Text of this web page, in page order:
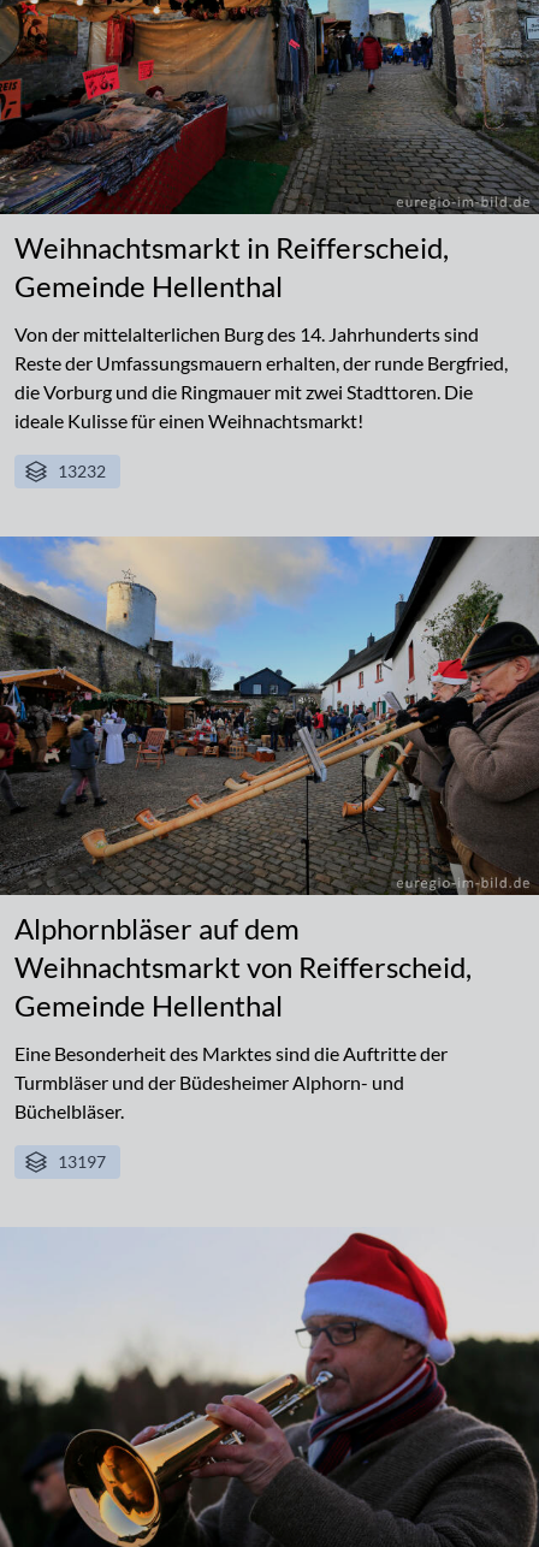
Weihnachtsmarkt in Reifferscheid,
Gemeinde Hellenthal
Von der mittelalterlichen Burg des 14. Jahrhunderts sind
Reste der Umfassungsmauern erhalten, der runde Bergfried,
die Vorburg und die Ringmauer mit zwei Stadttoren. Die
ideale Kulisse für einen Weihnachtsmarkt!
13232
Alphornbläser auf dem
Weihnachtsmarkt von Reifferscheid,
Gemeinde Hellenthal
Eine Besonderheit des Marktes sind die Auftritte der
Turmbläser und der Büdesheimer Alphorn- und
Büchelbläser.
13197